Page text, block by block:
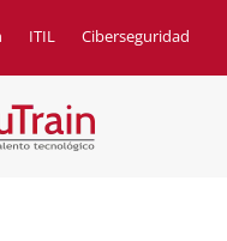
ITIL Ciberseguridad